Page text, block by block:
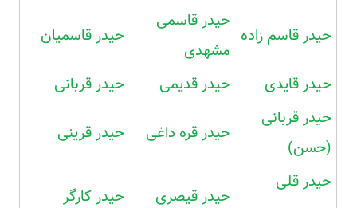
حیدر قاسم زاده
حیدر قاسمی
مشهدی
حیدر قاسمیان
حیدر قایدی حیدر قدیمی
حیدر قربانی
حیدر قربانی
(حسن)
حیدر قره داغی حیدر قرینی
حیدر قلی
حیدر قیصری حیدر کارگر